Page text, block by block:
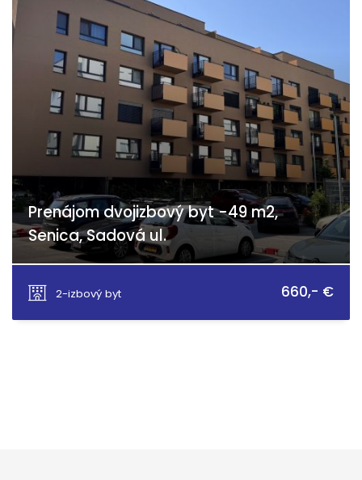
Prenájom dvojizbový byt -49 m2,
Senica, Sadová ul.
2-izbový byt
660,- €